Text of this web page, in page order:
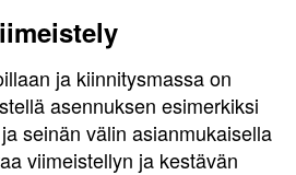
ja kiinnitysmassa on
asennuksen esimerkiksi
seinän välin asianmukaisella
viimeistellyn ja kestävän